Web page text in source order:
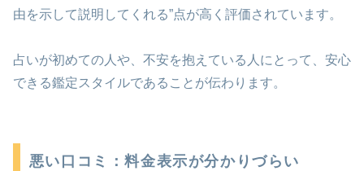
由を示して説明してくれる”点が高く評価されています。
占いが初めての人や、不安を抱えている人にとって、安心
できる鑑定スタイルであることが伝わります。
悪い口コミ：料金表示が分かりづらい